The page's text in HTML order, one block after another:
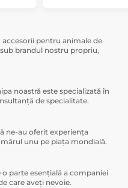
pentru animale de
brandul nostru propriu,
noastră este specializată în
de specialitate.
ne-au oferit experiența
unu pe piața mondială.
parte esențială a companiei
care aveți nevoie.